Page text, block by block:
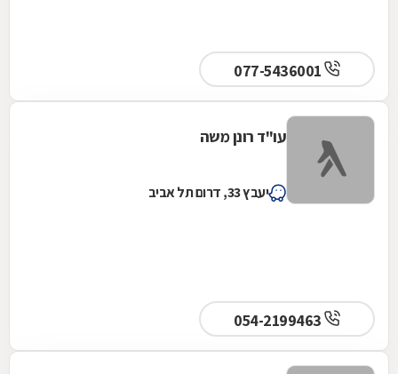
עו"ד רונן משה
יעבץ 33, דרום תל אביב